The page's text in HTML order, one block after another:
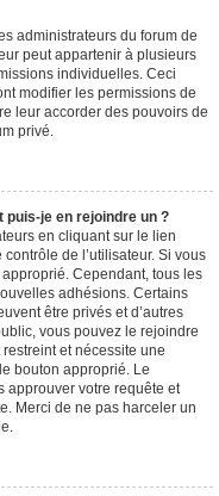
administrateurs du forum de
peut appartenir à plusieurs
individuelles. Ceci
modifier les permissions de
leur accorder des pouvoirs de
privé.
puis-je en rejoindre un ?
en cliquant sur le lien
de l’utilisateur. Si vous
Cependant, tous les
adhésions. Certains
être privés et d’autres
vous pouvez le rejoindre
et nécessite une
bouton approprié. Le
approuver votre requête et
Merci de ne pas harceler un